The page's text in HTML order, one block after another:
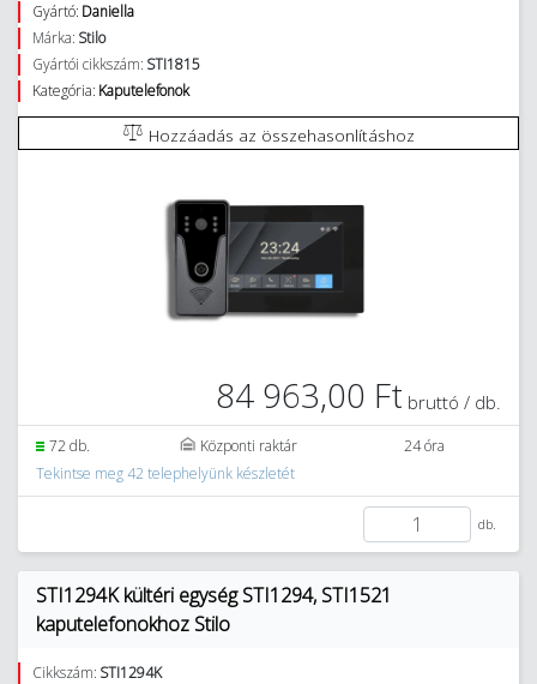
Gyártó: Daniella
Márka: Stilo
Gyártói cikkszám: STI1815
Kategória: Kaputelefonok
Hozzáadás az összehasonlításhoz
84 963,00 Ft bruttó / db.
72 db. Központi raktár
24 óra
Tekintse meg 42 telephelyünk készletét
db.
STI1294K kültéri egység STI1294, STI1521
kaputelefonokhoz Stilo
Cikkszám: STI1294K